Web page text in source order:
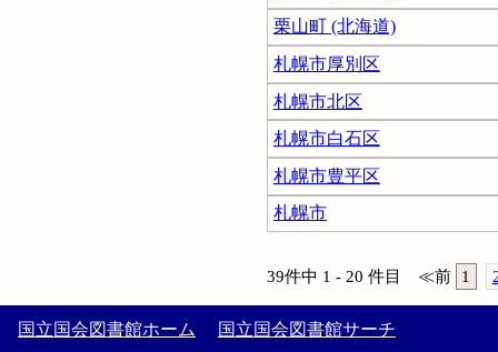
栗山町 (北海道)
札幌市厚別区
札幌市北区
札幌市白石区
札幌市豊平区
札幌市
39件中 1 - 20 件目 ≪前 1
国立国会図書館ホーム 国立国会図書館サーチ